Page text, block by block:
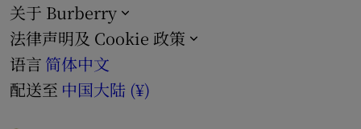
关于 Burberry
法律声明及 Cookie 政策
语言 简体中文
配送至 中国大陆 (¥)